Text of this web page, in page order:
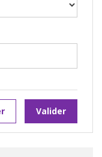
Valider